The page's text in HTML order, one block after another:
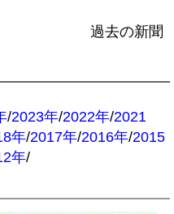
過去の新聞
/2023年/2022年/2021
年/2017年/2016年/2015
年/